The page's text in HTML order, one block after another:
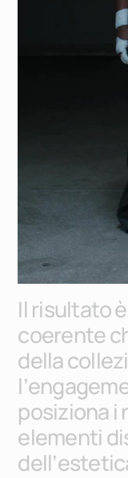
Ilrisultatoè
coerentec
dellacollezi
l’engagem
posizionai
elementidi
dell’estetic